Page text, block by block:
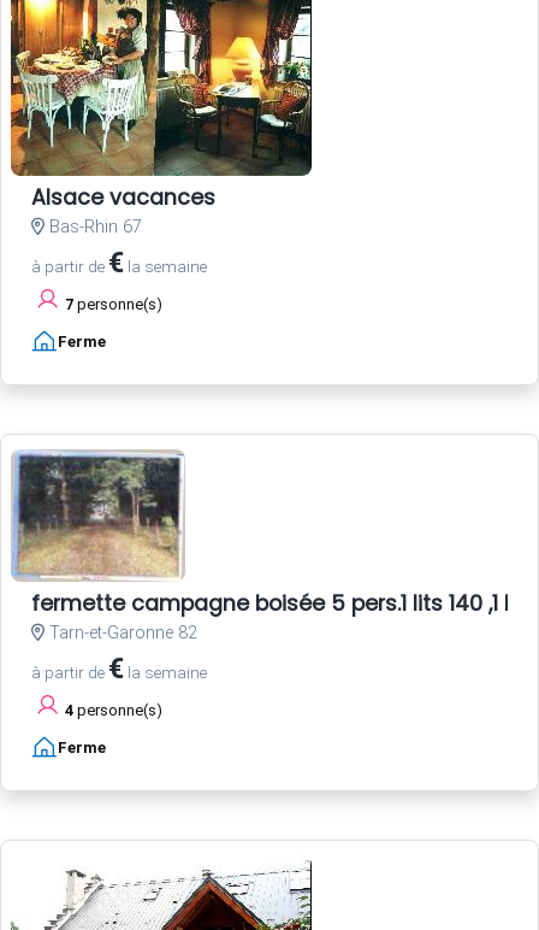
Alsace vacances
Bas-Rhin 67
à partir de € la semaine
7 personne(s)
Ferme
fermette campagne boisée 5 pers.1 lits 140 ,1 lit
Tarn-et-Garonne 82
à partir de € la semaine
4 personne(s)
Ferme